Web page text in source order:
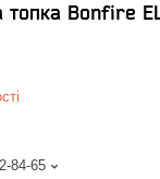
топка Bonfire
84-65